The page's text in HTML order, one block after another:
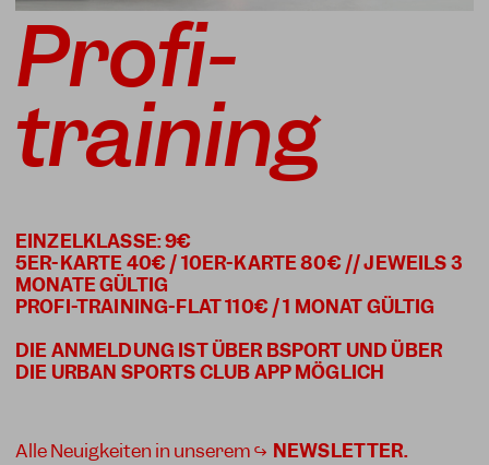
Profi­
training
EINZELKLASSE: 9€
5ER-KARTE 40€ / 10ER-KARTE 80€ // JEWEILS 3
MONATE GÜLTIG
PROFI-TRAINING-FLAT 110€ / 1 MONAT GÜLTIG
DIE ANMELDUNG IST ÜBER BSPORT UND ÜBER
Alle Neuigkeiten in unserem ↪ NEWSLETTER.